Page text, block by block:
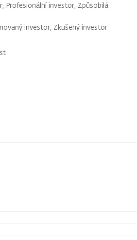
Profesionální investor, Způsobilá
investor, Zkušený investor